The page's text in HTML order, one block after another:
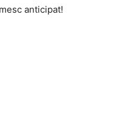
anticipat!